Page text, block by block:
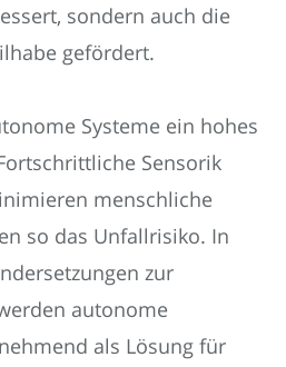
sondern auch die
gefördert.
Systeme ein hohes
Sensorik
menschliche
so das Unfallrisiko. In
zur
autonome
als Lösung für